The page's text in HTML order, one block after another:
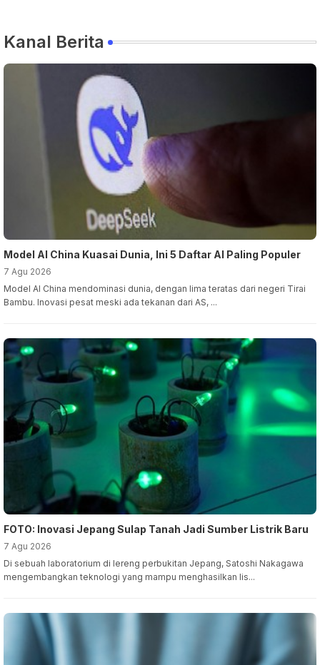
Kanal Berita
Model AI China Kuasai Dunia, Ini 5 Daftar AI Paling Populer
7 Agu 2026
Model AI China mendominasi dunia, dengan lima teratas dari negeri Tirai
Bambu. Inovasi pesat meski ada tekanan dari AS, ...
FOTO: Inovasi Jepang Sulap Tanah Jadi Sumber Listrik Baru
7 Agu 2026
Di sebuah laboratorium di lereng perbukitan Jepang, Satoshi Nakagawa
mengembangkan teknologi yang mampu menghasilkan lis...